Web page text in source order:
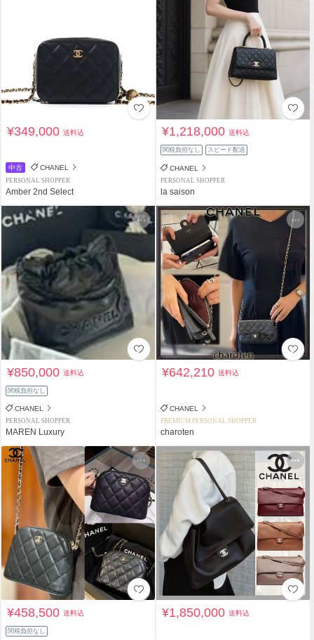
¥349,000送料込
中古 CHANEL
PERSONAL SHOPPER
Amber 2nd Select
¥1,218,000送料込
関税負担なし スピード配送
CHANEL
PERSONAL SHOPPER
la saison
¥850,000送料込
関税負担なし
CHANEL
PERSONAL SHOPPER
MAREN Luxury
¥642,210送料込
CHANEL
PREMIUM PERSONAL SHOPPER
charoten
¥458,500送料込
関税負担なし
¥1,850,000送料込